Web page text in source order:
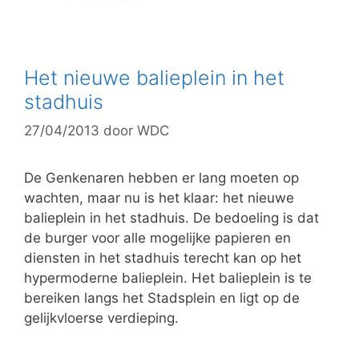
g
r
i
ë
n
Het nieuwe balieplein in het
stadhuis
27/04/2013 door WDC
De Genkenaren hebben er lang moeten op
wachten, maar nu is het klaar: het nieuwe
balieplein in het stadhuis. De bedoeling is dat
de burger voor alle mogelijke papieren en
diensten in het stadhuis terecht kan op het
hypermoderne balieplein. Het balieplein is te
bereiken langs het Stadsplein en ligt op de
gelijkvloerse verdieping.